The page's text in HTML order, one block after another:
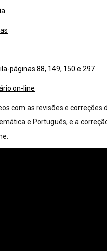
páginas 88, 149, 150 e 297
on-line
com as revisões e correções
e Português, e a